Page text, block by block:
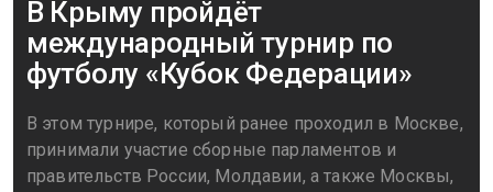
В Крыму пройдёт
международный турнир по
футболу «Кубок Федерации»
В этом турнире, который ранее проходил в Москве,
принимали участие сборные парламентов и
правительств России, Молдавии, а также Москвы,